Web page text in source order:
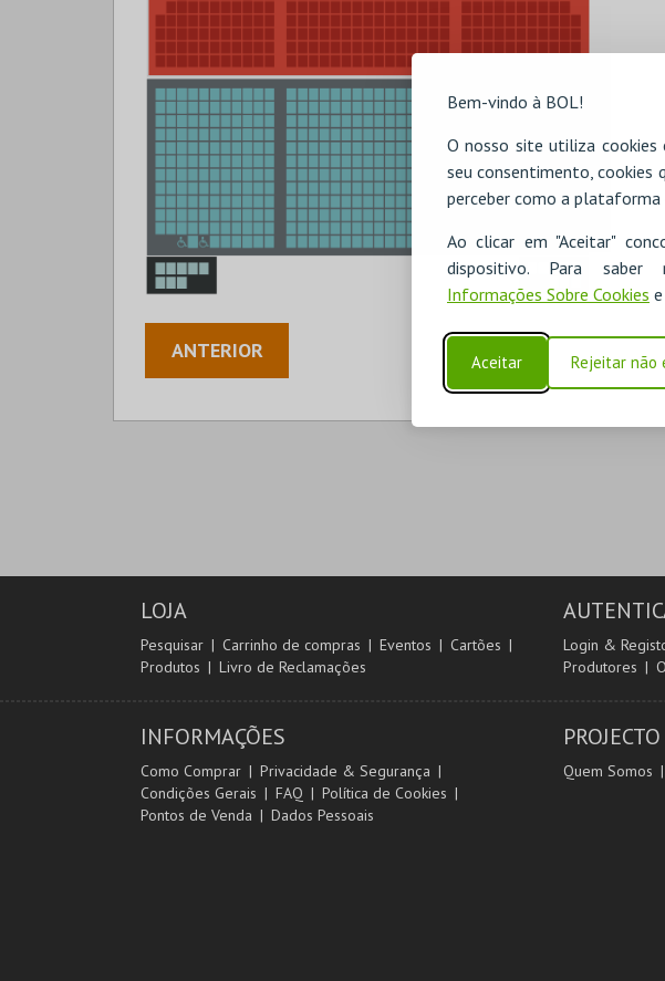
Bem-vindo à BOL!
O nosso site utiliza cookies
seu consentimento, cookies
perceber como a
Ao clicar em "Aceitar"
dispositivo. Para
Informações Sobre Cookies e
Aceitar Rejeitar não
ANTERIOR
LOJA
Pesquisar Carrinho de compras Eventos
Cartões
Produtos
Livro de Reclamações
Login &
Produtores
INFORMAÇÕES
Como Comprar
Privacidade & Segurança
Condições Gerais
FAQ
Política de Cookies
Pontos de Venda
Dados Pessoais
PROJECTO
Quem Somos